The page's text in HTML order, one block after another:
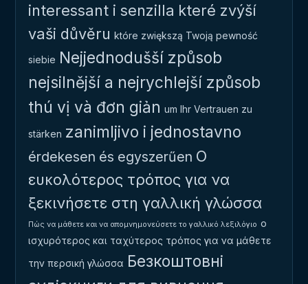
interessant i senzilla které zvýší
vaši důvěru które zwiększą Twoją pewność
siebie Nejjednodušší způsob
nejsilnější a nejrychlejší způsob
thú vị và đơn giản um Ihr Vertrauen zu
stärken zanimljivo i jednostavno
érdekesen és egyszerűen Ο
ευκολότερος τρόπος για να
ξεκινήσετε στη γαλλική γλώσσα
Πώς να μάθετε και να απομνημονεύσετε το γαλλικό λεξιλόγιο ο
ισχυρότερος και ταχύτερος τρόπος για να μάθετε
την περσική γλώσσα Безкоштовні